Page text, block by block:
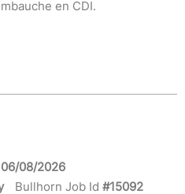
en CDI.
06/08/2026
Bullhorn Job Id #15092